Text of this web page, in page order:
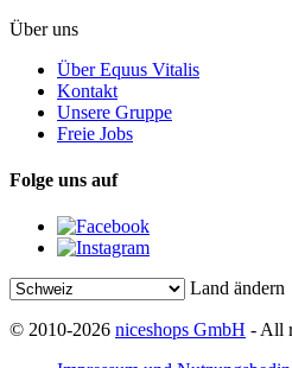
Über uns
Über Equus Vitalis
Kontakt
Unsere Gruppe
Freie Jobs
Folge uns auf
Land ändern
© 2010-2026 niceshops GmbH - All